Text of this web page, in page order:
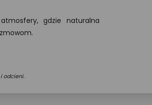
gdzie naturalna
odcieni.